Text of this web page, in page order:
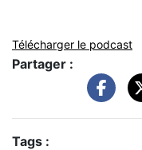
Télécharger le podcast
Partager :
Tags :